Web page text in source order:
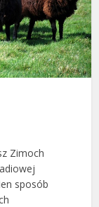
Zimoch
sposób